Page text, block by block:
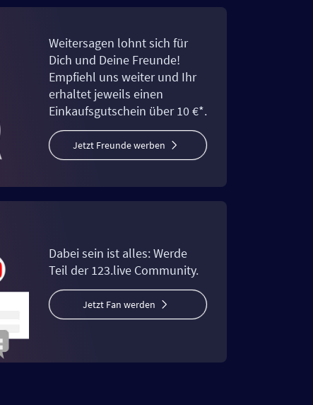
Weitersagen lohnt sich für
Dich und Deine Freunde!
Empfiehl uns weiter und Ihr
erhaltet jeweils einen
Einkaufsgutschein über 10 €*.
Jetzt Freunde werben
Dabei sein ist alles: Werde
Teil der 123.live Community.
Jetzt Fan werden